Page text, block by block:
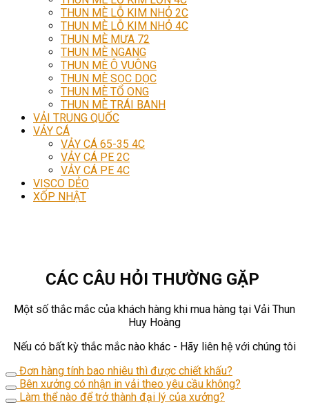
THUN MÈ LỖ KIM NHỎ 2C
THUN MÈ LỖ KIM NHỎ 4C
THUN MÈ MƯA 72
THUN MÈ NGANG
THUN MÈ Ô VUÔNG
THUN MÈ SỌC DỌC
THUN MÈ TỔ ONG
THUN MÈ TRÁI BANH
VẢI TRUNG QUỐC
VẢY CÁ
VẢY CÁ 65-35 4C
VẢY CÁ PE 2C
VẢY CÁ PE 4C
VISCO DẺO
XỐP NHẬT
CÁC CÂU HỎI THƯỜNG GẶP
Một số thắc mắc của khách hàng khi mua hàng tại Vải Thun
Huy Hoàng
Nếu có bất kỳ thắc mắc nào khác - Hãy liên hệ với chúng tôi
Đơn hàng tính bao nhiêu thì được chiết khấu?
Bên xưởng có nhận in vải theo yêu cầu không?
Làm thể nào để trở thành đại lý của xưởng?